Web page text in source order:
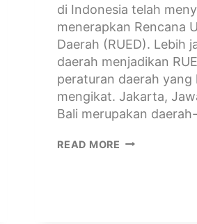
di Indonesia telah
menerapkan Rencana
Daerah (RUED). Lebih
daerah menjadikan
peraturan daerah yang
mengikat. Jakarta,
Bali merupakan
READ MORE